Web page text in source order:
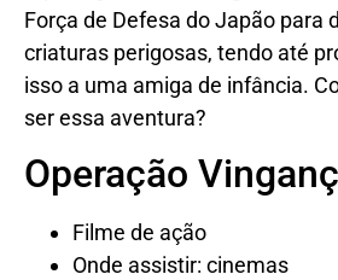
Força de Defesa do Japão para
criaturas perigosas, tendo até
isso a uma amiga de infância.
ser essa aventura?
Operação
Filme de ação
Onde assistir: cinemas